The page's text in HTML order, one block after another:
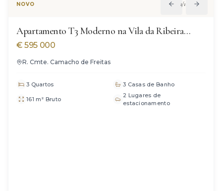
NOVO 1/12
Apartamento T3 Moderno na Vila da Ribeira
Brava
€595 000
R. Cmte. Camacho de Freitas
3 Quartos 3 Casas de Banho
161 m² Bruto
2 Lugares de
estacionamento